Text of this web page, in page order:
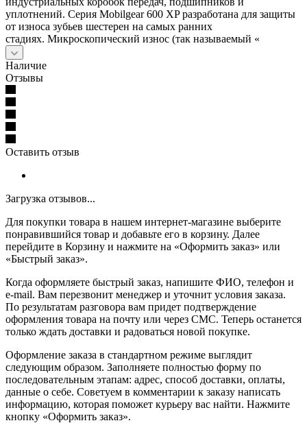
уплотнений. Серия Mobilgear 600 XP разработана для защиты
от износа зубьев шестерен на самых ранних
стадиях. Микроскопический износ (так называемый «
Наличие
Отзывы
Оставить отзыв
Загрузка отзывов...
Для покупки товара в нашем интернет-магазине выберите
понравившийся товар и добавьте его в корзину. Далее
перейдите в Корзину и нажмите на «Оформить заказ» или
«Быстрый заказ».
Когда оформляете быстрый заказ, напишите ФИО, телефон и
e-mail. Вам перезвонит менеджер и уточнит условия заказа.
По результатам разговора вам придет подтверждение
оформления товара на почту или через СМС. Теперь останется
только ждать доставки и радоваться новой покупке.
Оформление заказа в стандартном режиме выглядит
следующим образом. Заполняете полностью форму по
последовательным этапам: адрес, способ доставки, оплаты,
данные о себе. Советуем в комментарии к заказу написать
информацию, которая поможет курьеру вас найти. Нажмите
кнопку «Оформить заказ».